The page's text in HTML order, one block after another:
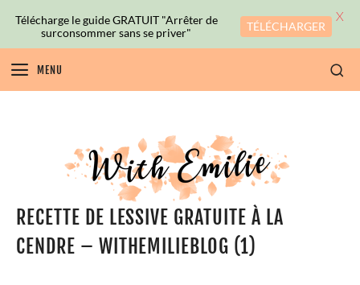
MENU
RECETTE DE LESSIVE GRATUITE À LA
CENDRE – WITHEMILIEBLOG (1)
Télécharge le guide GRATUIT "Arrêter de
surconsommer sans se priver"
TÉLÉCHARGER
X